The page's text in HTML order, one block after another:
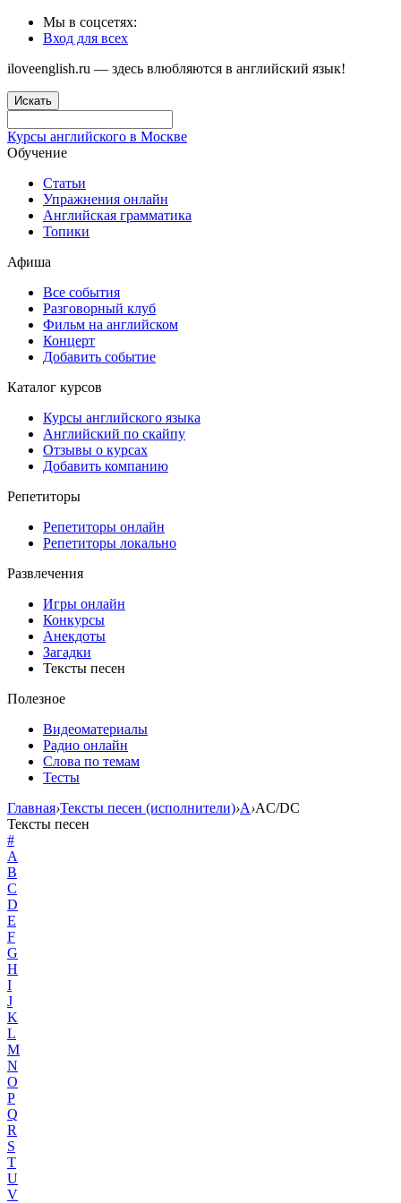
Мы в соцсетях:
Вход для всех
iloveenglish.ru — здесь влюбляются в английский язык!
Искать
Курсы английского в Москве
Обучение
Статьи
Упражнения онлайн
Английская грамматика
Топики
Афиша
Все события
Разговорный клуб
Фильм на английском
Концерт
Добавить событие
Каталог курсов
Курсы английского языка
Английский по скайпу
Отзывы о курсах
Добавить компанию
Репетиторы
Репетиторы онлайн
Репетиторы локально
Развлечения
Игры онлайн
Конкурсы
Анекдоты
Загадки
Тексты песен
Полезное
Видеоматериалы
Радио онлайн
Слова по темам
Тесты
Главная›Тексты песен (исполнители)›A›AC/DC
Тексты песен
#
A
B
C
D
E
F
G
H
I
J
K
L
M
N
O
P
Q
R
S
T
U
V